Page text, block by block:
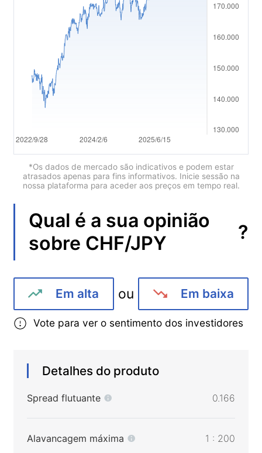
Tiếng việt
Bahasa Indonesia
Bahasa Melayu
*Os dados de mercado são indicativos e podem estar
atrasados apenas para fins informativos. Inicie sessão na
nossa plataforma para aceder aos preços em tempo real.
Qual é a sua opinião
sobre CHF/JPY ?
Em alta ou Em baixa
Vote para ver o sentimento dos investidores
Detalhes do produto
Spread flutuante 0.166
Alavancagem máxima 1 : 200